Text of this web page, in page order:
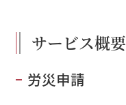
サービス概要
労災申請